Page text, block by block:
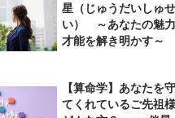
星（じゅうだいしゅせ
い） ～あなたの魅
才能を解き明かす～
【算命学】あなたを
てくれているご先祖